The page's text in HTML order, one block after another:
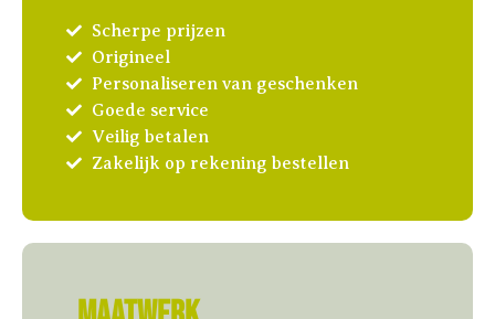
Scherpe prijzen
Origineel
Personaliseren van geschenken
Goede service
Veilig betalen
Zakelijk op rekening bestellen